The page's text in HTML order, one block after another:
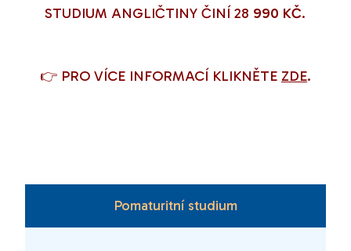
STUDIUM ANGLIČTINY ČINÍ 28 990 KČ.
👉 PRO VÍCE INFORMACÍ KLIKNĚTE ZDE.
Pomaturitní studium